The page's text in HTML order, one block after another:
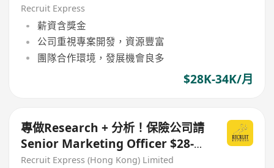
Recruit Express
薪資含獎金
公司重視專案開發，資源豐富
團隊合作環境，發展機會良多
$28K-34K/月
專做Research + 分析！保險公司請
Senior Marketing Officer $28-
34K
Recruit Express (Hong Kong) Limited